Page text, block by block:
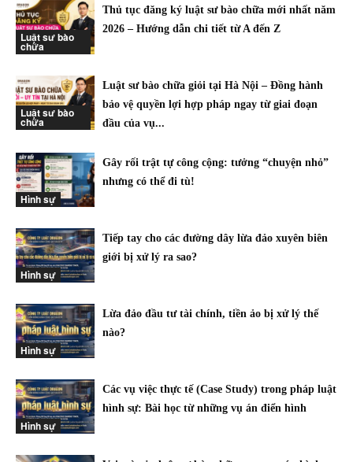
Luật sư bào
chữa
Thủ tục đăng ký luật sư bào chữa mới nhất năm
2026 – Hướng dẫn chi tiết từ A đến Z
Luật sư bào
chữa
Luật sư bào chữa giỏi tại Hà Nội – Đồng hành
bảo vệ quyền lợi hợp pháp ngay từ giai đoạn
đầu của vụ...
Hình sự
Gây rối trật tự công cộng: tưởng “chuyện nhỏ”
nhưng có thể đi tù!
Hình sự
Tiếp tay cho các đường dây lừa đảo xuyên biên
giới bị xử lý ra sao?
Hình sự
Lừa đảo đầu tư tài chính, tiền ảo bị xử lý thế
nào?
Hình sự
Các vụ việc thực tế (Case Study) trong pháp luật
hình sự: Bài học từ những vụ án điển hình